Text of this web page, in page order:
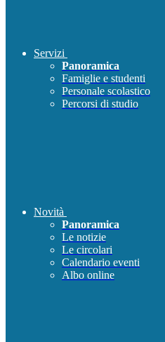
Servizi
Panoramica
Famiglie e studenti
Personale scolastico
Percorsi di studio
Novità
Panoramica
Le notizie
Le circolari
Calendario eventi
Albo online